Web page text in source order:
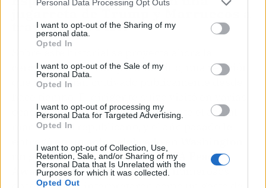
Personal Data Processing Opt Outs
I want to opt-out of the Sharing of my
personal data.
Opted In
I want to opt-out of the Sale of my
Personal Data.
Opted In
I want to opt-out of processing my
Personal Data for Targeted Advertising.
Opted In
I want to opt-out of Collection, Use,
Retention, Sale, and/or Sharing of my
Personal Data that Is Unrelated with the
Purposes for which it was collected.
Opted Out
través de la FIFA
Sobre este historial se proyecta ahora la
cercanía entre Trump e Infantino, una relación
que ambos han cultivado públicamente desde
ocasiones el Despacho Oval durante el actual
mandato del republicano, y el año pasado
entregó en un acto celebrado en Washington
un galardón bautizado como FIFA Peace
Award, un reconocimiento que numerosos